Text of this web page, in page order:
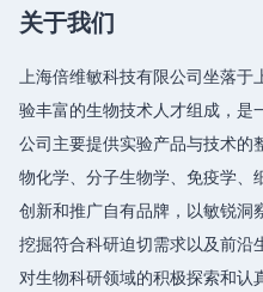
关于我们
上海倍维敏科技有限公司坐落
验丰富的生物技术人才组成，是
公司主要提供实验产品与技术的
物化学、分子生物学、免疫学、
创新和推广自有品牌，以敏锐洞
挖掘符合科研迫切需求以及前沿
对生物科研领域的积极探索和认